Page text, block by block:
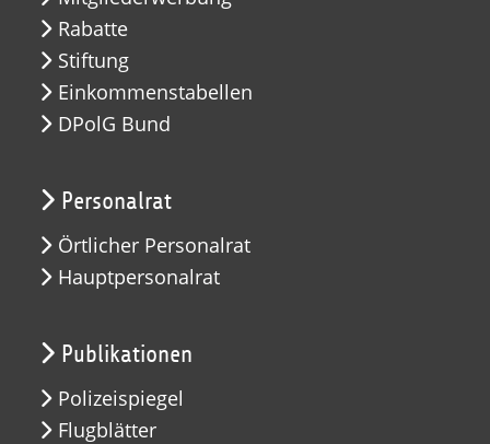
Rabatte
Stiftung
Einkommenstabellen
DPolG Bund
Personalrat
Örtlicher Personalrat
Hauptpersonalrat
Publikationen
Polizeispiegel
Flugblätter